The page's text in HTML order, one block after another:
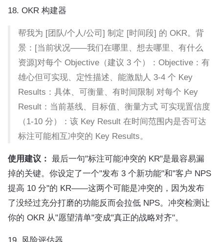
18. OKR 构建器
帮我为 [团队/个人/公司] 制定 [时间段] 的 OKR。背
景：[当前状况——我们在哪里、想去哪里、有什么
资源]对每个 Objective（建议 3 个）：Objective：有
雄心但可实现、定性描述、能激励人 3-4 个 Key
Results：具体、可衡量、有时间限制 对每个 Key
Result：当前基线、目标值、衡量方式 可实现置信度
（1-10 分）：该 Key Result 在时间范围内是否可达
标注可能相互冲突的 Key Results。
使用建议： 最后一句"标注可能冲突的 KR"是最容易漏
掉的关键。你设定了一个"发布 3 个新功能"和"客户 NPS
提高 10 分"的 KR——这两个可能是冲突的，因为发布
了没经过充分打磨的功能反而会拉低 NPS。冲突检测让
你的 OKR 从"愿望清单"变成"真正的战略对齐"。
19. 风险评估器